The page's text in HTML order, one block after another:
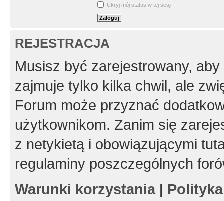
Ukryj mój status w tej sesji
REJESTRACJA
Musisz być zarejestrowany,
zajmuje tylko kilka chwil, ale
Forum może przyznać
użytkownikom. Zanim się
z netykietą i obowiązującymi
regulaminy poszczególnych
Warunki korzystania|